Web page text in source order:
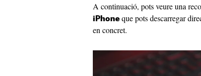
A continuació, pots veure una
iPhone que pots descarregar
en concret.